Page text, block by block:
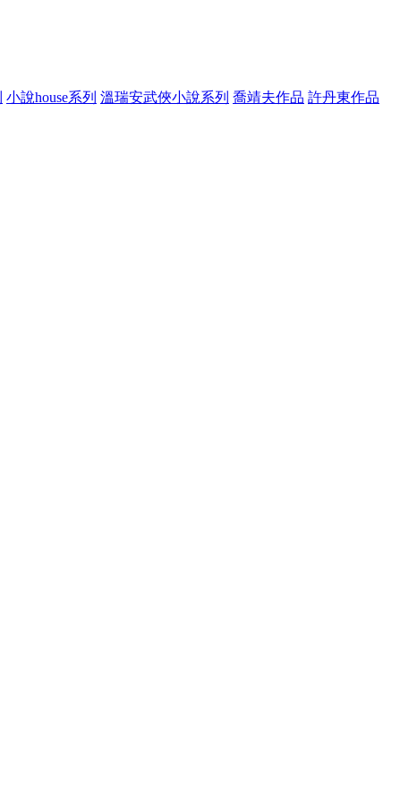
小說house系列 溫瑞安武俠小說系列 喬靖夫作品 許丹東作品